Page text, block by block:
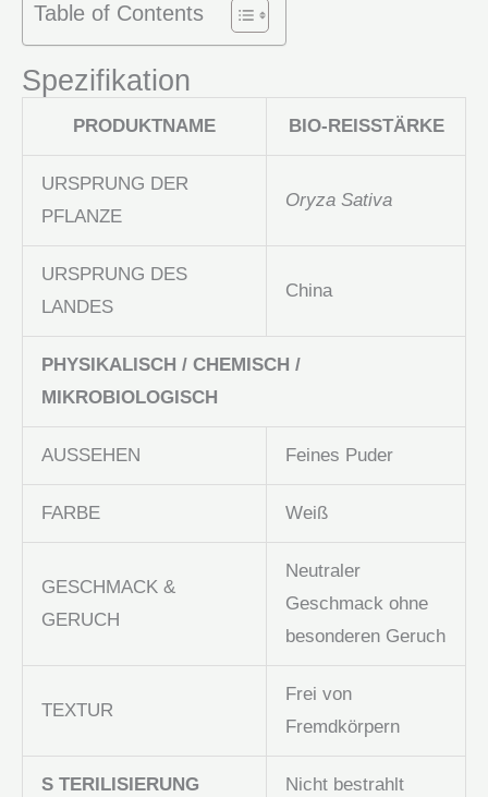
Table of Contents
Spezifikation
PRODUKTNAME BIO-REISSTÄRKE
URSPRUNG DER
PFLANZE
Oryza Sativa
URSPRUNG DES
LANDES
China
PHYSIKALISCH / CHEMISCH /
MIKROBIOLOGISCH
AUSSEHEN Feines Puder
FARBE Weiß
GESCHMACK &
GERUCH
Neutraler
Geschmack ohne
besonderen Geruch
TEXTUR
Frei von
Fremdkörpern
S TERILISIERUNG Nicht bestrahlt